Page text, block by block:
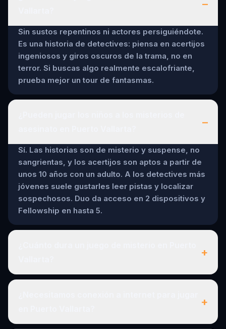
–
Sin sustos repentinos ni actores persiguiéndote.
Es una historia de detectives: piensa en acertijos
ingeniosos y giros oscuros de la trama, no en
terror. Si buscas algo realmente escalofriante,
prueba mejor un tour de fantasmas.
–
Sí. Las historias son de misterio y suspense, no
sangrientas, y los acertijos son aptos a partir de
unos 10 años con un adulto. A los detectives más
jóvenes suele gustarles leer pistas y localizar
sospechosos. Duo da acceso en 2 dispositivos y
Fellowship en hasta 5.
+
+